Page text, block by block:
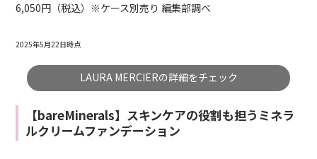
6,050円（税込）※ケース別売り 編集部調べ
2025年5月22日時点
LAURA MERCIERの詳細をチェック
【bareMinerals】スキンケアの役割も担うミネラ
ルクリームファンデーション